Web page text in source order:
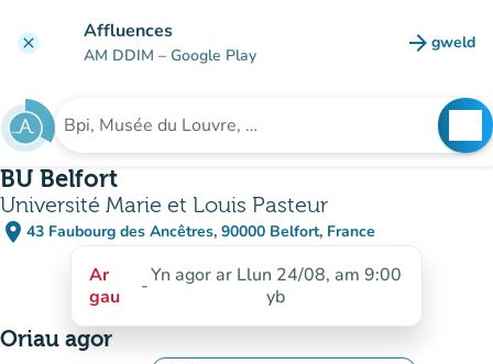
clear Affluences
AM DDIM – Google Play arrow_forward gweld
(tab
Chwilio am sefydliad
BU Belfort
Université Marie et Louis Pasteur
place 43 Faubourg des Ancêtres, 90000 Belfort, France
(agor yn Google Maps)
(tab newydd)
Ar
gau
-Yn agor ar Llun 24/08, am 9:00
yb
Oriau agor